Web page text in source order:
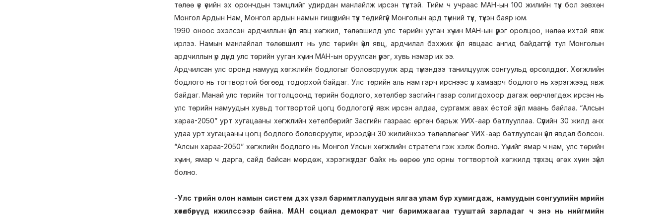
төлөө үе үеийн эх орончдын тэмцлийг удирдан манлайлж ирсэн түүхтэй. Тийм ч учраас МАН-ын 100 жилийн түүх бол зөвхөн
Монгол Ардын Нам, Монгол ардын намын гишүүдийн түүх төдийгүй Монголын ард түмний түүх, түүхэн баяр юм.
1990 оноос эхэлсэн ардчиллын үйл явц хөгжил, төлөвшилд улс төрийн ууган хүчин МАН-ын үүрэг оролцоо, нөлөө ихтэй явж
ирлээ. Намын манлайлал төлөвшилт нь улс төрийн үйл явц, ардчилал бэхжих үйл явцаас ангид байдаггүй тул Монголын
ардчиллын үр дүнд улс төрийн ууган хүчин МАН-ын оруулсан үүрэг, хувь нэмэр их ээ.
Ардчилсан улс оронд намууд хөгжлийн бодлогыг боловсруулж ард түмэндээ танилцуулж сонгуульд өрсөлддөг. Хөгжлийн
бодлого нь тогтвортой бөгөөд тодорхой байдаг. Улс төрийн аль нам гарч ирснээс үл хамаарч бодлого нь хэрэгжээд явж
байдаг. Манай улс төрийн тогтолцоонд төрийн бодлого, хөтөлбөр засгийн газар солигдохоор дагаж өөрчлөгдөж ирсэн нь
улс төрийн намуудын хувьд тогтвортой цогц бодлогогүй явж ирсэн алдаа, сургамж авах ёстой зүйл маань байлаа. “Алсын
хараа-2050” урт хугацааны хөгжлийн хөтөлбөрийг Засгийн газраас өргөн барьж УИХ-аар батлууллаа. Сүүлийн 30 жилд анх
удаа урт хугацааны цогц бодлого боловсруулж, ирээдүйн 30 жилийнхээ төлөвлөгөөг УИХ-аар батлуулсан үйл явдал болсон.
“Алсын хараа-2050” хөгжлийн бодлого нь Монгол Улсын хөгжлийн стратеги гэж хэлж болно. Үүнийг ямар ч нам, улс төрийн
хүчин, ямар ч дарга, сайд байсан мөрдөж, хэрэгжүүлдэг байх нь өөрөө улс орны тогтвортой хөгжилд түлхэц өгөх хүчин зүйл
болно.
-Улс төрийн олон намын систем дэх үзэл баримтлалуудын ялгаа улам бүр хумигдаж, намуудын сонгуулийн мөрийн
хөтөлбөрүүд ижилссээр байна. МАН социал демократ чиг баримжаагаа тууштай зарладаг ч энэ нь нийгмийн